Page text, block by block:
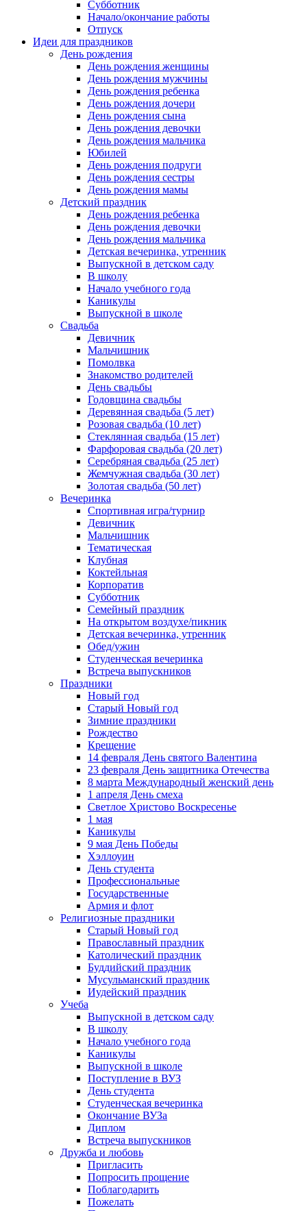
Субботник
Начало/окончание работы
Отпуск
Идеи для праздников
День рождения
День рождения женщины
День рождения мужчины
День рождения ребенка
День рождения дочери
День рождения сына
День рождения девочки
День рождения мальчика
Юбилей
День рождения подруги
День рождения сестры
День рождения мамы
Детский праздник
День рождения ребенка
День рождения девочки
День рождения мальчика
Детская вечеринка, утренник
Выпускной в детском саду
В школу
Начало учебного года
Каникулы
Выпускной в школе
Свадьба
Девичник
Мальчишник
Помолвка
Знакомство родителей
День свадьбы
Годовщина свадьбы
Деревянная свадьба (5 лет)
Розовая свадьба (10 лет)
Стеклянная свадьба (15 лет)
Фарфоровая свадьба (20 лет)
Серебряная свадьба (25 лет)
Жемчужная свадьба (30 лет)
Золотая свадьба (50 лет)
Вечеринка
Спортивная игра/турнир
Девичник
Мальчишник
Тематическая
Клубная
Коктейльная
Корпоратив
Субботник
Семейный праздник
На открытом воздухе/пикник
Детская вечеринка, утренник
Обед/ужин
Студенческая вечеринка
Встреча выпускников
Праздники
Новый год
Старый Новый год
Зимние праздники
Рождество
Крещение
14 февраля День святого Валентина
23 февраля День защитника Отечества
8 марта Международный женский день
1 апреля День смеха
Светлое Христово Воскресенье
1 мая
Каникулы
9 мая День Победы
Хэллоуин
День студента
Профессиональные
Государственные
Армия и флот
Религиозные праздники
Старый Новый год
Православный праздник
Католический праздник
Буддийский праздник
Мусульманский праздник
Иудейский праздник
Учеба
Выпускной в детском саду
В школу
Начало учебного года
Каникулы
Выпускной в школе
Поступление в ВУЗ
День студента
Студенческая вечеринка
Окончание ВУЗа
Диплом
Встреча выпускников
Дружба и любовь
Пригласить
Попросить прощение
Поблагодарить
Пожелать